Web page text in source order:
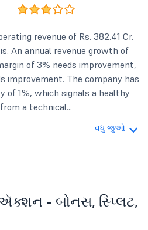
revenue of Rs. 382.41 Cr.
An annual revenue growth of
of 3% needs improvement,
improvement. The company has
of 1%, which signals a healthy
a technical...
વધુ જુઓ
ઍક્શન - બોનસ, સ્પ્લિટ,